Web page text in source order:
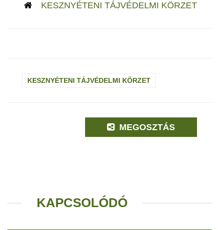
KESZNYÉTENI TÁJVÉDELMI KÖRZET
KESZNYÉTENI TÁJVÉDELMI KÖRZET
MEGOSZTÁS
KAPCSOLÓDÓ